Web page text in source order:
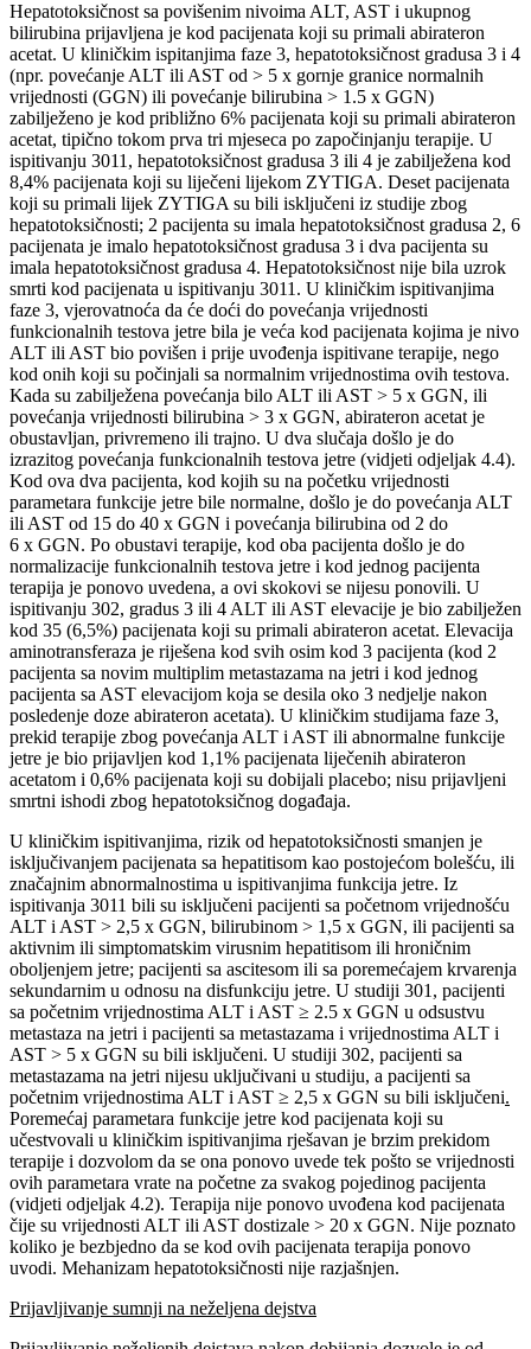
Hepatotoksičnost sa povišenim nivoima ALT, AST i ukupnog
bilirubina prijavljena je kod pacijenata koji su primali abirateron
acetat. U kliničkim ispitanjima faze 3, hepatotoksičnost gradusa 3 i 4
(npr. povećanje ALT ili AST od > 5 x gornje granice normalnih
vrijednosti (GGN) ili povećanje bilirubina > 1.5 x GGN)
zabilježeno je kod približno 6% pacijenata koji su primali abirateron
acetat, tipično tokom prva tri mjeseca po započinjanju terapije. U
ispitivanju 3011, hepatotoksičnost gradusa 3 ili 4 je zabilježena kod
8,4% pacijenata koji su liječeni lijekom ZYTIGA. Deset pacijenata
koji su primali lijek ZYTIGA su bili isključeni iz studije zbog
hepatotoksičnosti; 2 pacijenta su imala hepatotoksičnost gradusa 2, 6
pacijenata je imalo hepatotoksičnost gradusa 3 i dva pacijenta su
imala hepatotoksičnost gradusa 4. Hepatotoksičnost nije bila uzrok
smrti kod pacijenata u ispitivanju 3011. U kliničkim ispitivanjima
faze 3, vjerovatnoća da će doći do povećanja vrijednosti
funkcionalnih testova jetre bila je veća kod pacijenata kojima je nivo
ALT ili AST bio povišen i prije uvođenja ispitivane terapije, nego
kod onih koji su počinjali sa normalnim vrijednostima ovih testova.
Kada su zabilježena povećanja bilo ALT ili AST > 5 x GGN, ili
povećanja vrijednosti bilirubina > 3 x GGN, abirateron acetat je
obustavljan, privremeno ili trajno. U dva slučaja došlo je do
izrazitog povećanja funkcionalnih testova jetre (vidjeti odjeljak 4.4).
Kod ova dva pacijenta, kod kojih su na početku vrijednosti
parametara funkcije jetre bile normalne, došlo je do povećanja ALT
ili AST od 15 do 40 x GGN i povećanja bilirubina od 2 do
6 x GGN. Po obustavi terapije, kod oba pacijenta došlo je do
normalizacije funkcionalnih testova jetre i kod jednog pacijenta
terapija je ponovo uvedena, a ovi skokovi se nijesu ponovili. U
ispitivanju 302, gradus 3 ili 4 ALT ili AST elevacije je bio zabilježen
kod 35 (6,5%) pacijenata koji su primali abirateron acetat. Elevacija
aminotransferaza je riješena kod svih osim kod 3 pacijenta (kod 2
pacijenta sa novim multiplim metastazama na jetri i kod jednog
pacijenta sa AST elevacijom koja se desila oko 3 nedjelje nakon
posledenje doze abirateron acetata). U kliničkim studijama faze 3,
prekid terapije zbog povećanja ALT i AST ili abnormalne funkcije
jetre je bio prijavljen kod 1,1% pacijenata liječenih abirateron
acetatom i 0,6% pacijenata koji su dobijali placebo; nisu prijavljeni
smrtni ishodi zbog hepatotoksičnog događaja.
U kliničkim ispitivanjima, rizik od hepatotoksičnosti smanjen je
isključivanjem pacijenata sa hepatitisom kao postojećom bolešću, ili
značajnim abnormalnostima u ispitivanjima funkcija jetre. Iz
ispitivanja 3011 bili su isključeni pacijenti sa početnom vrijednošću
ALT i AST > 2,5 x GGN, bilirubinom > 1,5 x GGN, ili pacijenti sa
aktivnim ili simptomatskim virusnim hepatitisom ili hroničnim
oboljenjem jetre; pacijenti sa ascitesom ili sa poremećajem krvarenja
sekundarnim u odnosu na disfunkciju jetre. U studiji 301, pacijenti
sa početnim vrijednostima ALT i AST ≥ 2.5 x GGN u odsustvu
metastaza na jetri i pacijenti sa metastazama i vrijednostima ALT i
AST > 5 x GGN su bili isključeni. U studiji 302, pacijenti sa
metastazama na jetri nijesu uključivani u studiju, a pacijenti sa
početnim vrijednostima ALT i AST ≥ 2,5 x GGN su bili isključeni.
Poremećaj parametara funkcije jetre kod pacijenata koji su
učestvovali u kliničkim ispitivanjima rješavan je brzim prekidom
terapije i dozvolom da se ona ponovo uvede tek pošto se vrijednosti
ovih parametara vrate na početne za svakog pojedinog pacijenta
(vidjeti odjeljak 4.2). Terapija nije ponovo uvođena kod pacijenata
čije su vrijednosti ALT ili AST dostizale > 20 x GGN. Nije poznato
koliko je bezbjedno da se kod ovih pacijenata terapija ponovo
uvodi. Mehanizam hepatotoksičnosti nije razjašnjen.
Prijavljivanje sumnji na neželjena dejstva